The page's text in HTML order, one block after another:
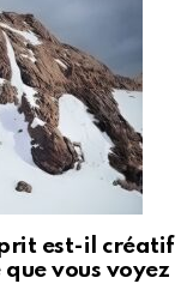
est-il créatif
vous voyez